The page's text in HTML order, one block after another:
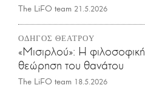
The LiFO team 21.5.2026
ΟΔΗΓΟΣ ΘΕΑΤΡΟΥ
«Μισιρλού»: Η φιλοσοφική
θεώρηση του θανάτου
The LiFO team 18.5.2026